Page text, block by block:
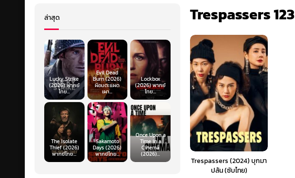
Trespassers 123
Trespassers (2024) บุกมา
ปล้น (ซับไทย)
ล่าสุด
Lucky Strike
(2026) พากย์
ไทย...
Evil Dead
Burn (2026)
ผีอมตะแผด
เผา...
Lockbox
(2026) พากย์
ไทย...
The Isolate
Thief (2026)
พากย์ไทย...
Sakamoto
Days (2026)
พากย์ไทย...
Once Upon a
Time in a
Cinema
(2026)...